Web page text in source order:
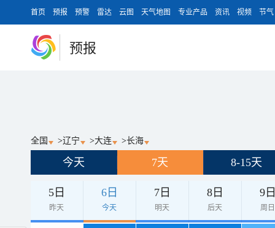
首页 预报 预警 雷达 云图 天气地图 专业产品 资讯 视频 节气
预报
全国 >辽宁 >大连 >长海
今天 7天 8-15天
5日
昨天
6日
今天
7日
明天
8日
后天
9
周日